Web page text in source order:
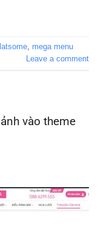
, mega menu
Leave a comment
vào theme